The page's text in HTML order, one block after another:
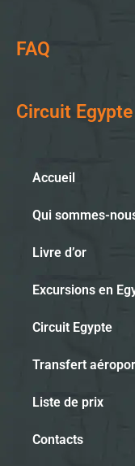
FAQ
Circuit Egypte
Accueil
Qui sommes-
Livre d’or
Excursions en
Circuit Egypte
Transfert
Liste de prix
Contacts